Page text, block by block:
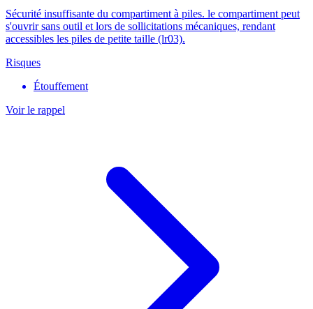
Sécurité insuffisante du compartiment à piles. le compartiment peut
s'ouvrir sans outil et lors de sollicitations mécaniques, rendant
accessibles les piles de petite taille (lr03).
Risques
Étouffement
Voir le rappel